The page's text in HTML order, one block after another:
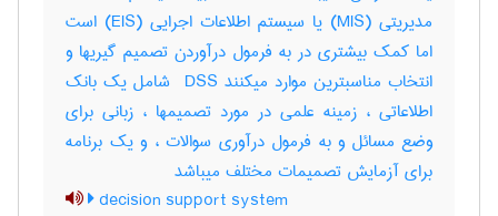
مدیریتی (‎MIS) یا سیستم اطلاعات اجرایی (‎EIS) است
اما کمک بیشتری در به فرمول درآوردن تصمیم گیریها و
انتخاب مناسبترین موارد میکنند ‎ DSS شامل یک بانک
اطلاعاتی ، زمینه علمی در مورد تصمیمها ، زبانی برای
وضع مسائل و به فرمول درآوری سوالات ، و یک برنامه
برای آزمایش تصمیمات مختلف میباشد
decision support system